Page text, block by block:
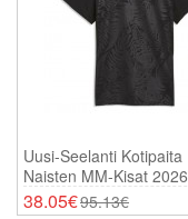
Uusi-Seelanti Kotipaita
Naisten MM-Kisat 2026
Lyhythihainen
38.05€95.13€